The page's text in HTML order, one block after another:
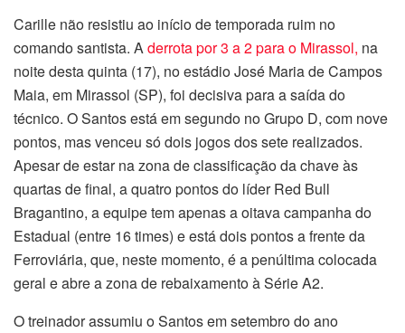
Carille não resistiu ao início de temporada ruim no
comando santista. Aderrota por 3 a 2 para o Mirassol, na
noite desta quinta (17), no estádio José Maria de Campos
Maia, em Mirassol (SP), foi decisiva para a saída do
técnico. O Santos está em segundo no Grupo D, com nove
pontos, mas venceu só dois jogos dos sete realizados.
Apesar de estar na zona de classificação da chave às
quartas de final, a quatro pontos do líder Red Bull
Bragantino, a equipe tem apenas a oitava campanha do
Estadual (entre 16 times) e está dois pontos a frente da
Ferroviária, que, neste momento, é a penúltima colocada
geral e abre a zona de rebaixamento à Série A2.
O treinador assumiu o Santos em setembro do ano